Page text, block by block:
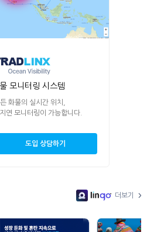
모니터링 시스템
화물의 실시간 위치,
연 모니터링이 가능합니다.
도입 상담하기
더보기